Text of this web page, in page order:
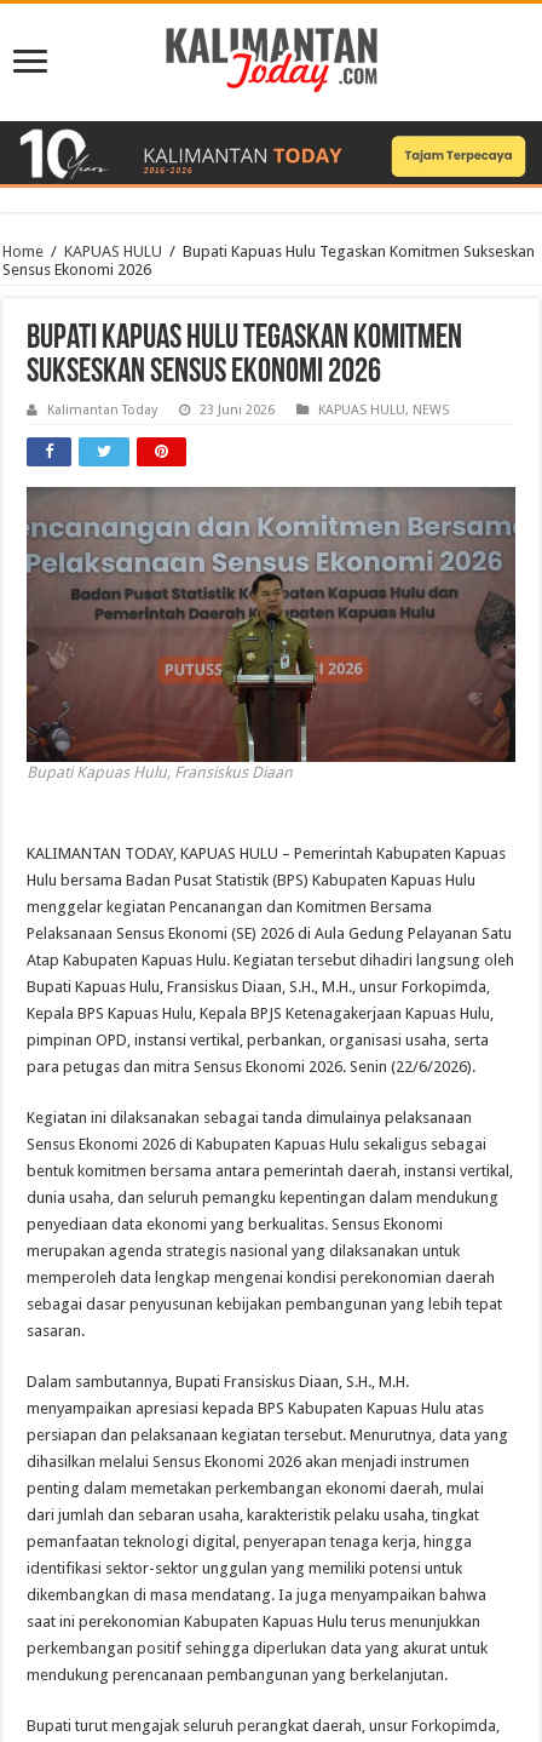
Home / KAPUAS HULU / Bupati Kapuas Hulu Tegaskan Komitmen Sukseskan
Sensus Ekonomi 2026
Bupati Kapuas Hulu Tegaskan Komitmen
Sukseskan Sensus Ekonomi 2026
Kalimantan Today 23 Juni 2026 KAPUAS HULU, NEWS
Bupati Kapuas Hulu, Fransiskus Diaan
KALIMANTAN TODAY, KAPUAS HULU – Pemerintah Kabupaten Kapuas
Hulu bersama Badan Pusat Statistik (BPS) Kabupaten Kapuas Hulu
menggelar kegiatan Pencanangan dan Komitmen Bersama
Pelaksanaan Sensus Ekonomi (SE) 2026 di Aula Gedung Pelayanan Satu
Atap Kabupaten Kapuas Hulu. Kegiatan tersebut dihadiri langsung oleh
Bupati Kapuas Hulu, Fransiskus Diaan, S.H., M.H., unsur Forkopimda,
Kepala BPS Kapuas Hulu, Kepala BPJS Ketenagakerjaan Kapuas Hulu,
pimpinan OPD, instansi vertikal, perbankan, organisasi usaha, serta
para petugas dan mitra Sensus Ekonomi 2026. Senin (22/6/2026).
Kegiatan ini dilaksanakan sebagai tanda dimulainya pelaksanaan
Sensus Ekonomi 2026 di Kabupaten Kapuas Hulu sekaligus sebagai
bentuk komitmen bersama antara pemerintah daerah, instansi vertikal,
dunia usaha, dan seluruh pemangku kepentingan dalam mendukung
penyediaan data ekonomi yang berkualitas. Sensus Ekonomi
merupakan agenda strategis nasional yang dilaksanakan untuk
memperoleh data lengkap mengenai kondisi perekonomian daerah
sebagai dasar penyusunan kebijakan pembangunan yang lebih tepat
sasaran.
Dalam sambutannya, Bupati Fransiskus Diaan, S.H., M.H.
menyampaikan apresiasi kepada BPS Kabupaten Kapuas Hulu atas
persiapan dan pelaksanaan kegiatan tersebut. Menurutnya, data yang
dihasilkan melalui Sensus Ekonomi 2026 akan menjadi instrumen
penting dalam memetakan perkembangan ekonomi daerah, mulai
dari jumlah dan sebaran usaha, karakteristik pelaku usaha, tingkat
pemanfaatan teknologi digital, penyerapan tenaga kerja, hingga
identifikasi sektor-sektor unggulan yang memiliki potensi untuk
dikembangkan di masa mendatang. Ia juga menyampaikan bahwa
saat ini perekonomian Kabupaten Kapuas Hulu terus menunjukkan
perkembangan positif sehingga diperlukan data yang akurat untuk
mendukung perencanaan pembangunan yang berkelanjutan.
Bupati turut mengajak seluruh perangkat daerah, unsur Forkopimda,